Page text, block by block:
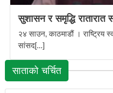
सुशासन र समृद्धि
२४ साउन, काठमाडौं । राष्ट्रिय
सांसद[...]
साताको चर्चित